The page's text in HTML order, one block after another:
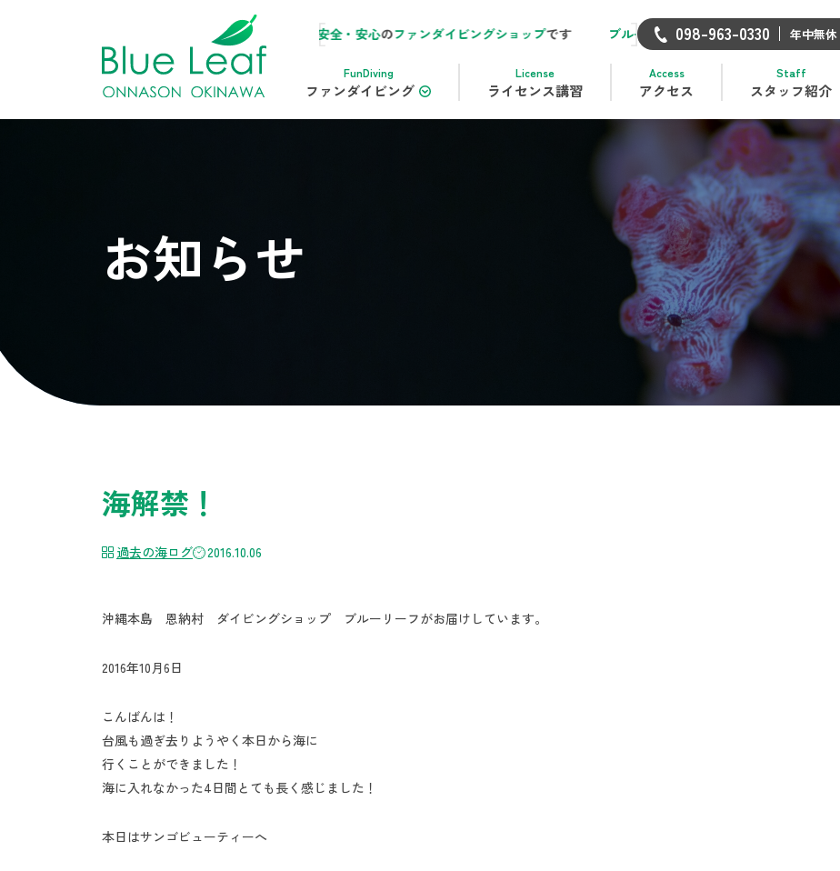
完全少人数制で安全・安心 ファンダイビングショップです ブルーリーフ は恩納村 にある完全少人数制で安全・安心
098-963-0330 年中無休
FunDiving
ファンダイビング
License
ライセンス講習
Access
アクセス
Staff
スタッフ紹介
お知らせ
海解禁！
過去の海ログ 2016.10.06
沖縄本島 恩納村 ダイビングショップ ブルーリーフがお届けしています。
2016年10月6日
こんばんは！
台風も過ぎ去りようやく本日から海に
行くことができました！
海に入れなかった4日間とても長く感じました！
本日はサンゴビューティーへ